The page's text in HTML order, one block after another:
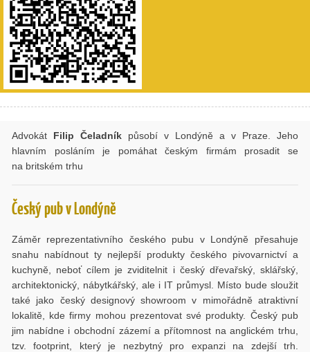
Advokát Filip Čeladník působí v Londýně a v Praze. Jeho
hlavním posláním je pomáhat českým firmám prosadit se
na britském trhu
Český pub v Londýně
Záměr reprezentativního českého pubu v Londýně přesahuje
snahu nabídnout ty nejlepší produkty českého pivovarnictví a
kuchyně, neboť cílem je zviditelnit i český dřevařský, sklářský,
architektonický, nábytkářský, ale i IT průmysl. Místo bude sloužit
také jako český designový showroom v mimořádně atraktivní
lokalitě, kde firmy mohou prezentovat své produkty. Český pub
jim nabídne i obchodní zázemí a přítomnost na anglickém trhu,
tzv. footprint, který je nezbytný pro expanzi na zdejší trh.